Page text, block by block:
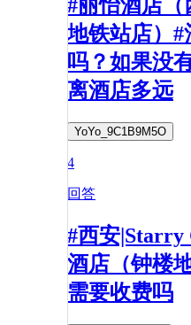
#丽怡酒店
地铁站店）
吗？如果没
离酒店多远
YoYo_9C1B9M5O
4
回答
#西安|Starry
酒店（钟楼
需要收费吗